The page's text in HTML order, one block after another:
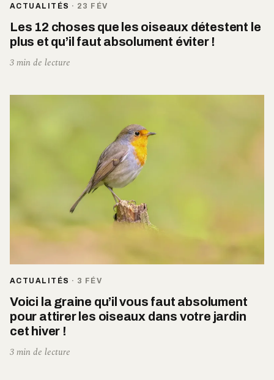
ACTUALITÉS · 23 FÉV
Les 12 choses que les oiseaux détestent le
plus et qu’il faut absolument éviter !
3 min de lecture
ACTUALITÉS · 3 FÉV
Voici la graine qu’il vous faut absolument
pour attirer les oiseaux dans votre jardin
cet hiver !
3 min de lecture